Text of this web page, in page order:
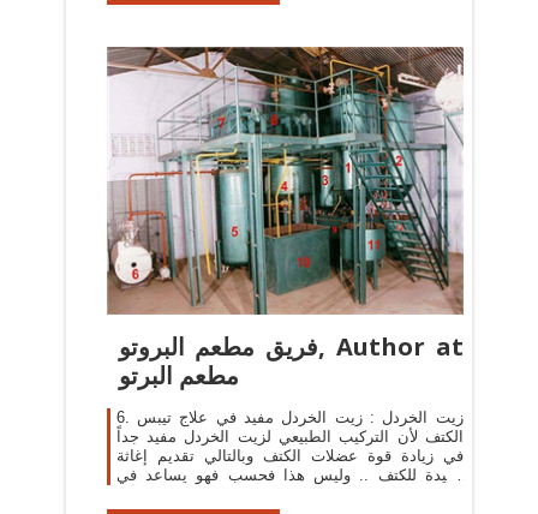
فريق مطعم البروتو, Author at
مطعم البرتو
6. زيت الخردل : زيت الخردل مفيد في علاج تيبس
الكتف لأن التركيب الطبيعي لزيت الخردل مفيد جداً
في زيادة قوة عضلات الكتف وبالتالي تقديم إغاثة
مفيدة للكتف .. وليس هذا فحسب فهو يساعد في